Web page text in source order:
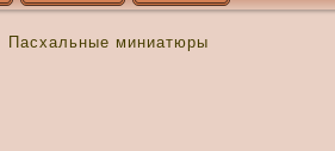
Пасхальные миниатюры